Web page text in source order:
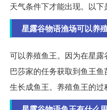
天气条件下才能出现。以下
星露谷物语渔场可以养
可以养殖鱼王。因为在星
巴莎家的任务获取到鱼王
生长成鱼王。养殖鱼王的过